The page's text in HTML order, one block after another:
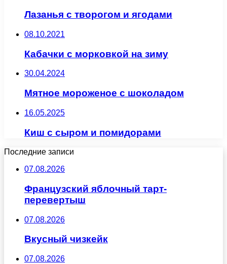
Лазанья с творогом и ягодами
08.10.2021
Кабачки с морковкой на зиму
30.04.2024
Мятное мороженое с шоколадом
16.05.2025
Киш с сыром и помидорами
Последние записи
07.08.2026
Французский яблочный тарт-
перевертыш
07.08.2026
Вкусный чизкейк
07.08.2026